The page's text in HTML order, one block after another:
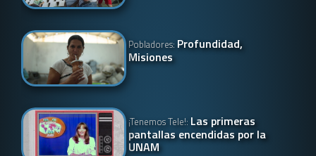
Pobladores: Profundidad,
Misiones
¡Tenemos Tele!: Las primeras
pantallas encendidas por la
UNAM